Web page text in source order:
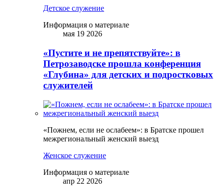
Детское служение
Информация о материале
мая 19 2026
«Пустите и не препятствуйте»: в
Петрозаводске прошла конференция
«Глубина» для детских и подростковых
служителей
«Пожнем, если не ослабеем»: в Братске прошел
межрегиональный женский выезд
Женское служение
Информация о материале
апр 22 2026